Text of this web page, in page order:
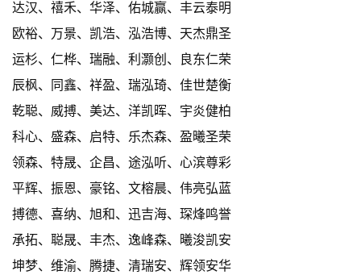
达汉、禧禾、华泽、佑城赢、丰云泰明
欧裕、万景、凯浩、泓浩博、天杰鼎圣
运杉、仁桦、瑞融、利灏创、良东仁荣
辰枫、同鑫、祥盈、瑞泓琦、佳世楚衡
乾聪、威搏、美达、洋凯晖、宇炎健柏
科心、盛森、启特、乐杰森、盈曦圣荣
领森、特晟、企昌、途泓听、心滨尊彩
平辉、振恩、豪铭、文榕晨、伟亮弘蓝
搏德、喜纳、旭和、迅吉海、琛烽鸣誉
承拓、聪晟、丰杰、逸峰森、曦浚凯安
坤梦、维渝、腾捷、清瑞安、辉领安华